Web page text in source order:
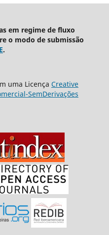
em regime de fluxo
o modo de submissão
.
uma Licença Creative
SemDerivações